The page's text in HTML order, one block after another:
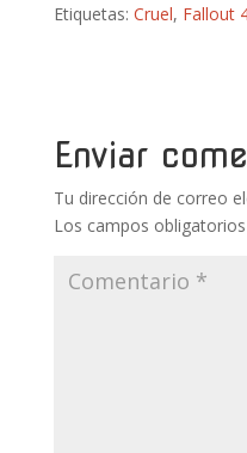
e
o
k
Etiquetas: Cruel, Fallout
Enviar
Tu dirección de correo
Los campos